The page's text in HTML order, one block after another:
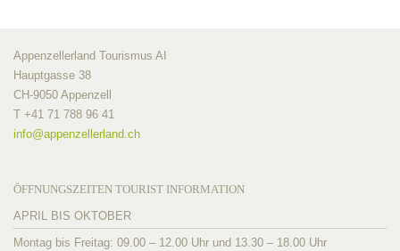
Appenzellerland Tourismus AI
Hauptgasse 38
CH-9050 Appenzell
T +41 71 788 96 41
info@appenzellerland.ch
ÖFFNUNGSZEITEN TOURIST INFORMATION
APRIL BIS OKTOBER
Montag bis Freitag: 09.00 – 12.00 Uhr und 13.30 – 18.00 Uhr